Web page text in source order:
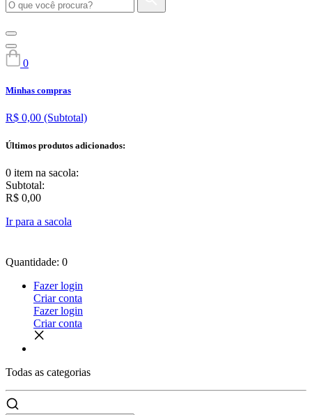
0
Minhas compras
R$ 0,00 (Subtotal)
Últimos produtos adicionados:
0 item na sacola:
Subtotal:
R$ 0,00
Ir para a sacola
Quantidade: 0
Fazer login
Criar conta
Fazer login
Criar conta
Todas as categorias